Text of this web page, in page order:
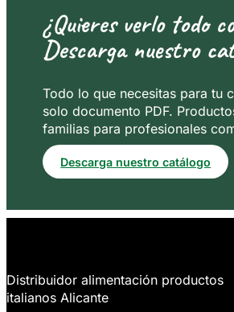
¿Quieres verlo todo
Descarga nuestro
Todo lo que necesitas para tu
solo documento PDF.
familias para profesionales
Descarga nuestro catálogo
Distribuidor alimentación productos
italianos Alicante